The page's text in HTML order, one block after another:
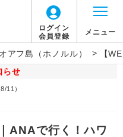
ログイン
会員登録
メニュー
オアフ島（ホノルル） >
【
らせ
11）
ANAで行く！ハワ